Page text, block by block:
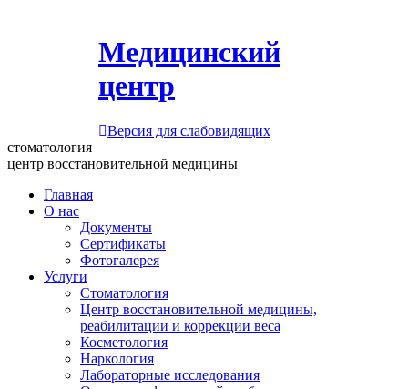
Медицинский
центр
Версия для слабовидящих
стоматология
центр восстановительной медицины
Главная
О нас
Документы
Сертификаты
Фотогалерея
Услуги
Стоматология
Центр восстановительной медицины,
реабилитации и коррекции веса
Косметология
Наркология
Лабораторные исследования